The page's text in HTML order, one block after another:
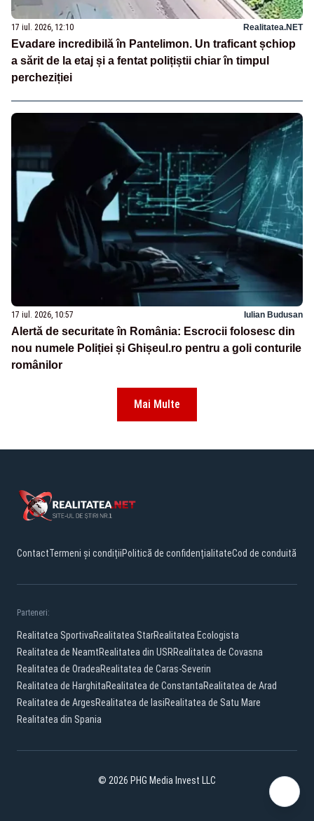
17 iul. 2026, 12:10 Realitatea.NET
Evadare incredibilă în Pantelimon. Un traficant șchiop
a sărit de la etaj și a fentat polițiștii chiar în timpul
percheziției
17 iul. 2026, 10:57 Iulian Budusan
Alertă de securitate în România: Escrocii folosesc din
nou numele Poliției și Ghișeul.ro pentru a goli conturile
românilor
Mai Multe
ContactTermeni și condițiiPolitică de confidențialitateCod de conduită
Parteneri:
Realitatea SportivaRealitatea StarRealitatea Ecologista
Realitatea de NeamtRealitatea din USRRealitatea de Covasna
Realitatea de OradeaRealitatea de Caras-Severin
Realitatea de HarghitaRealitatea de ConstantaRealitatea de Arad
Realitatea de ArgesRealitatea de IasiRealitatea de Satu Mare
Realitatea din Spania
© 2026 PHG Media Invest LLC